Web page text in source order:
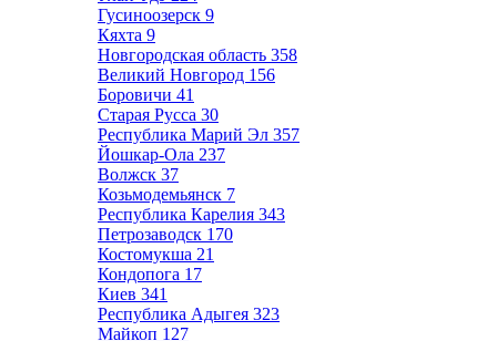
Гусиноозерск 9
Кяхта 9
Новгородская область 358
Великий Новгород 156
Боровичи 41
Старая Русса 30
Республика Марий Эл 357
Йошкар-Ола 237
Волжск 37
Козьмодемьянск 7
Республика Карелия 343
Петрозаводск 170
Костомукша 21
Кондопога 17
Киев 341
Республика Адыгея 323
Майкоп 127